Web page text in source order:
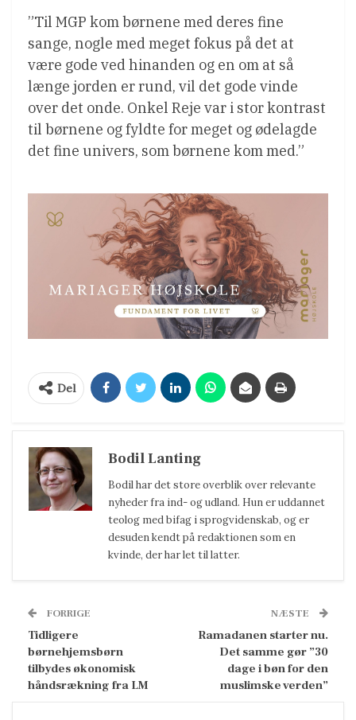
”Til MGP kom børnene med deres fine
sange, nogle med meget fokus på det at
være gode ved hinanden og en om at så
længe jorden er rund, vil det gode vinde
over det onde. Onkel Reje var i stor kontrast
til børnene og fyldte for meget og ødelagde
det fine univers, som børnene kom med.”
Del
Bodil Lanting
Bodil har det store overblik over relevante
nyheder fra ind- og udland. Hun er uddannet
teolog med bifag i sprogvidenskab, og er
desuden kendt på redaktionen som en
kvinde, der har let til latter.
FORRIGE
Tidligere
børnehjemsbørn
tilbydes økonomisk
håndsrækning fra LM
NÆSTE
Ramadanen starter nu.
Det samme gør ”30
dage i bøn for den
muslimske verden”